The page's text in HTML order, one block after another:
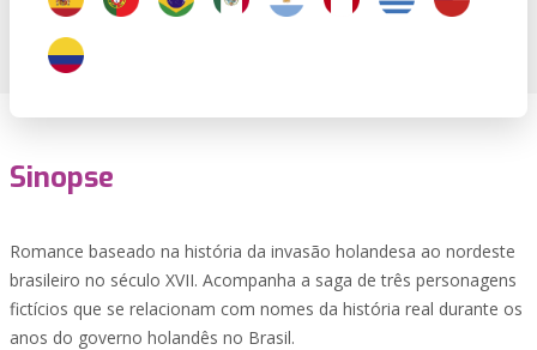
Sinopse
Romance baseado na história da invasão holandesa ao nordeste
brasileiro no século XVII. Acompanha a saga de três personagens
fictícios que se relacionam com nomes da história real durante os
anos do governo holandês no Brasil.